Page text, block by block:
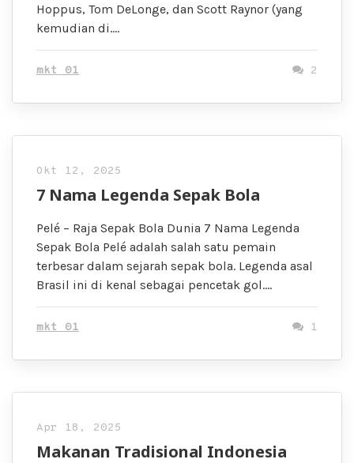
Hoppus, Tom DeLonge, dan Scott Raynor (yang
kemudian di….
mkt 01 2
Okt 12, 2025
7 Nama Legenda Sepak Bola
Pelé – Raja Sepak Bola Dunia 7 Nama Legenda
Sepak Bola Pelé adalah salah satu pemain
terbesar dalam sejarah sepak bola. Legenda asal
Brasil ini di kenal sebagai pencetak gol….
mkt 01 1
Apr 18, 2025
Makanan Tradisional Indonesia